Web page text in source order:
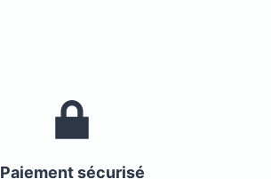
Paiement sécurisé